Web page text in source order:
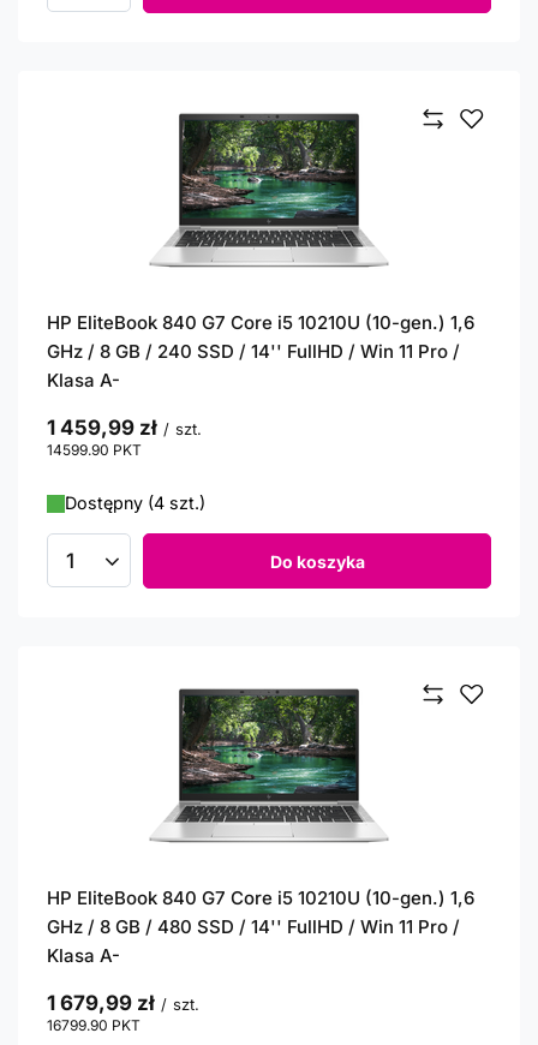
HP EliteBook 840 G7 Core i5 10210U (10-gen.) 1,6
GHz / 8 GB / 240 SSD / 14'' FullHD / Win 11 Pro /
Klasa A-
1 459,99 zł / szt.
14599.90 PKT
Dostępny (4 szt.)
Ilość produktów Do koszyka
HP EliteBook 840 G7 Core i5 10210U (10-gen.) 1,6
GHz / 8 GB / 480 SSD / 14'' FullHD / Win 11 Pro /
Klasa A-
1 679,99 zł / szt.
16799.90 PKT